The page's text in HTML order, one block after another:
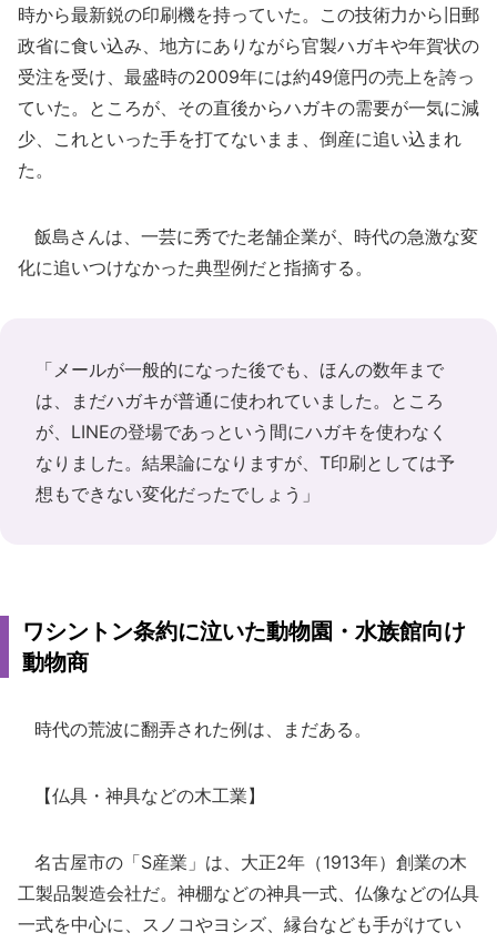
時から最新鋭の印刷機を持っていた。この技術力から旧郵
政省に食い込み、地方にありながら官製ハガキや年賀状の
受注を受け、最盛時の2009年には約49億円の売上を誇っ
ていた。ところが、その直後からハガキの需要が一気に減
少、これといった手を打てないまま、倒産に追い込まれ
た。
飯島さんは、一芸に秀でた老舗企業が、時代の急激な変
化に追いつけなかった典型例だと指摘する。
「メールが一般的になった後でも、ほんの数年まで
は、まだハガキが普通に使われていました。ところ
が、LINEの登場であっという間にハガキを使わなく
なりました。結果論になりますが、T印刷としては予
想もできない変化だったでしょう」
ワシントン条約に泣いた動物園・水族館向け
動物商
時代の荒波に翻弄された例は、まだある。
【仏具・神具などの木工業】
名古屋市の「S産業」は、大正2年（1913年）創業の木
工製品製造会社だ。神棚などの神具一式、仏像などの仏具
一式を中心に、スノコやヨシズ、縁台なども手がけてい